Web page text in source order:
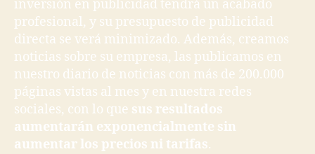
inversión en publicidad tendrá un acabado
profesional, y su presupuesto de publicidad
directa se verá minimizado. Además, creamos
noticias sobre su empresa, las publicamos en
nuestro diario de noticias con más de 200.000
páginas vistas al mes y en nuestra redes
sociales, con lo que sus resultados
aumentarán exponencialmente sin
aumentar los precios ni tarifas.